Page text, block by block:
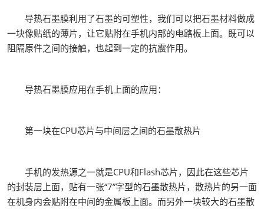
导热石墨膜利用了石墨的可塑性，我们可以把石墨材料做成
一块像贴纸的薄片，让它贴附在手机内部的电路板上面。既可以
阻隔原件之间的接触，也起到一定的抗震作用。
导热石墨膜应用在手机上面的应用：
第一块在CPU芯片与中间层之间的石墨散热片
手机的发热源之一就是CPU和Flash芯片，因此在这些芯片
的封装层上面，贴有一张“7”字型的石墨散热片，散热片的另一面
在机身内会贴附在中间的金属板上面。而另外一块较大的石墨散